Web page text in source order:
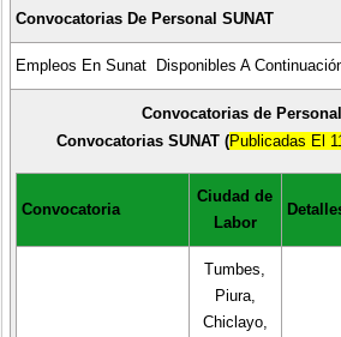
Convocatorias De Personal SUNAT
Empleos En Sunat Disponibles A
Convocatorias de
Convocatorias SUNAT (Publicadas El
Convocatoria
Ciudad de
Labor
Tumbes,
Piura,
Chiclayo,